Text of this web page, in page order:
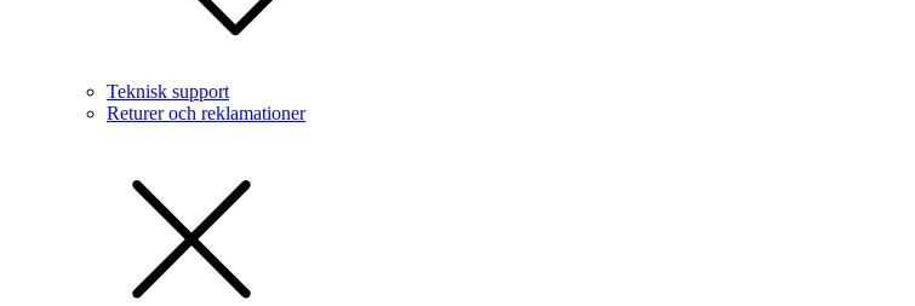
Teknisk support
Returer och reklamationer